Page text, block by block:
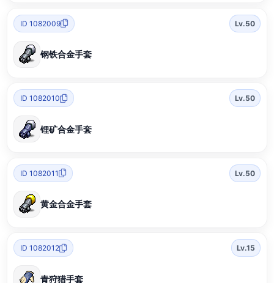
ID 1082009 Lv.50
钢铁合金手套
ID 1082010 Lv.50
锂矿合金手套
ID 1082011 Lv.50
黄金合金手套
ID 1082012 Lv.15
青狩猎手套